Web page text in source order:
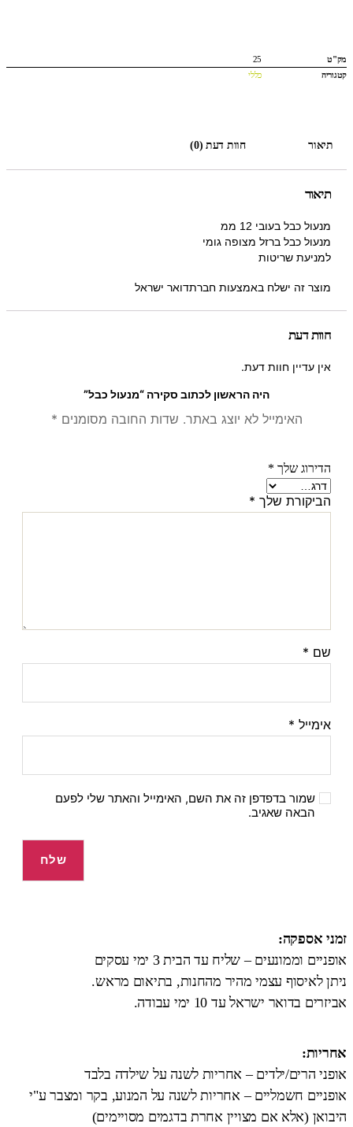
מק"ט
25
קטגוריה
כללי
תיאור חוות דעת (0)
תיאור
מנעול כבל בעובי 12 ממ
מנעול כבל ברזל מצופה גומי
למניעת שריטות
מוצר זה ישלח באמצעות חברתדואר ישראל
חוות דעת
אין עדיין חוות דעת.
היה הראשון לכתוב סקירה “מנעול כבל”
האימייל לא יוצג באתר. שדות החובה מסומנים *
הדירוג שלך *
הביקורת שלך *
שם *
אימייל *
שמור בדפדפן זה את השם, האימייל והאתר שלי לפעם
הבאה שאגיב.
זמני אספקה:
אופניים וממונעים – שליח עד הבית 3 ימי עסקים
ניתן לאיסוף עצמי מהיר מהחנות, בתיאום מראש.
אביזרים בדואר ישראל עד 10 ימי עבודה.
אחריות:
אופני הרים/ילדים – אחריות לשנה על שילדה בלבד
אופניים חשמליים – אחריות לשנה על המנוע, בקר ומצבר ע"י
היבואן (אלא אם מצויין אחרת בדגמים מסויימים)